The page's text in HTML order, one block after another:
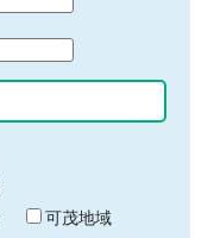
可茂地域